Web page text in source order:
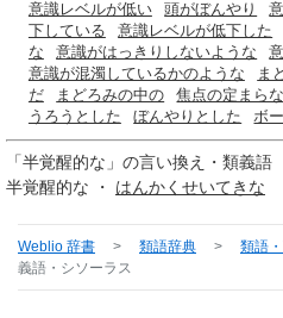
意識レベルが低い 頭がぼんやり
下している
意識レベルが低下した
な
意識がはっきりしないような
意識が混濁しているかのような
ま
だ
まどろみの中の 焦点の定まら
うろうとした
ぼんやりとした ボ
「半覚醒的な 」の言い換え・類義語
半覚醒的な ・ はんかくせいてきな
Weblio 辞書 > 類語辞典 > 類語
義語・シソーラス